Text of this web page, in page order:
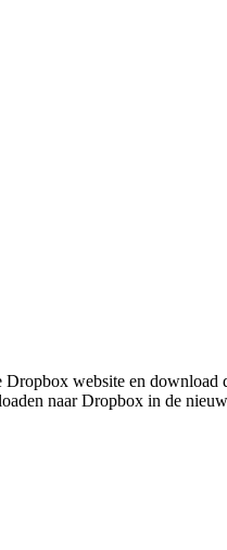
website en
naar Dropbox in de